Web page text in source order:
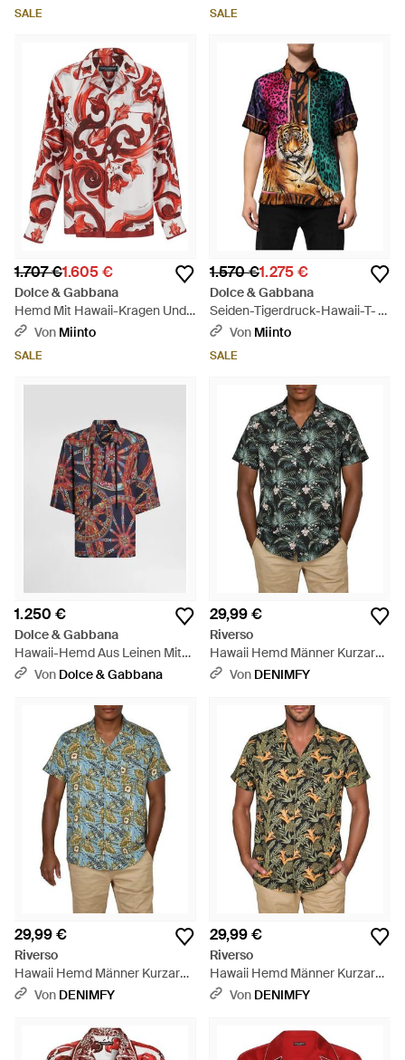
SALE SALE
1.707 €1.605 €
Dolce & Gabbana
Hemd Mit Hawaii-Kragen Und
Durchgehendem Maiolica-Print
Von Miinto
SALE
1.570 €1.275 €
Dolce & Gabbana
Seiden-Tigerdruck-Hawaii-T-
Shirt - Schwarz
Von Miinto
SALE
1.250 €
Dolce & Gabbana
Hawaii-Hemd Aus Leinen Mit
Carretto-Print - Rot
Von Dolce & Gabbana
29,99 €
Riverso
Hawaii Hemd Männer Kurzarm
Rivmick Regular Fit - Grün
Von DENIMFY
29,99 €
Riverso
Hawaii Hemd Männer Kurzarm
Rivmick Regular Fit - Blau
Von DENIMFY
29,99 €
Riverso
Hawaii Hemd Männer Kurzarm
Rivmick Regular Fit - Grün
Von DENIMFY